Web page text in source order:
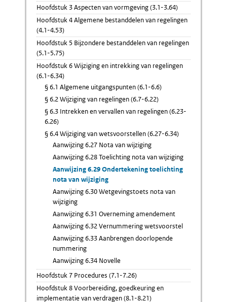
Hoofdstuk 3 Aspecten van vormgeving (3.1-3.64)
Hoofdstuk 4 Algemene bestanddelen van regelingen
(4.1-4.53)
Hoofdstuk 5 Bijzondere bestanddelen van regelingen
(5.1-5.75)
Hoofdstuk 6 Wijziging en intrekking van regelingen
(6.1-6.34)
§ 6.1 Algemene uitgangspunten (6.1-6.6)
§ 6.2 Wijziging van regelingen (6.7-6.22)
§ 6.3 Intrekken en vervallen van regelingen (6.23-
6.26)
§ 6.4 Wijziging van wetsvoorstellen (6.27-6.34)
Aanwijzing 6.27 Nota van wijziging
Aanwijzing 6.28 Toelichting nota van wijziging
Aanwijzing 6.29 Ondertekening toelichting
nota van wijziging
Aanwijzing 6.30 Wetgevingstoets nota van
wijziging
Aanwijzing 6.31 Overneming amendement
Aanwijzing 6.32 Vernummering wetsvoorstel
Aanwijzing 6.33 Aanbrengen doorlopende
nummering
Aanwijzing 6.34 Novelle
Hoofdstuk 7 Procedures (7.1-7.26)
Hoofdstuk 8 Voorbereiding, goedkeuring en
implementatie van verdragen (8.1-8.21)